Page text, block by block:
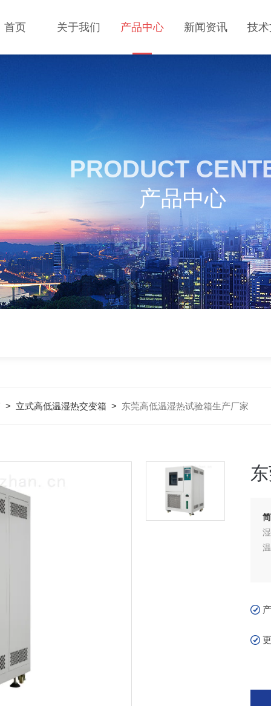
首页 关于我们 产品中心 新闻资讯 技
PRODUCT
产品中心
> 立式高低温湿热交变箱 > 东莞高低温湿热试验箱生产厂家